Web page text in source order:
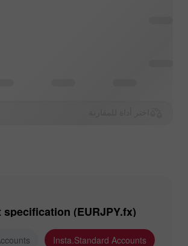
specification (EURJPY.fx)
Insta.Standard Accounts